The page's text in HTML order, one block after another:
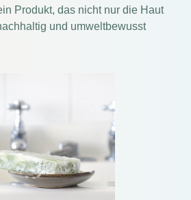
Produkt, das nicht nur die Haut
und umweltbewusst